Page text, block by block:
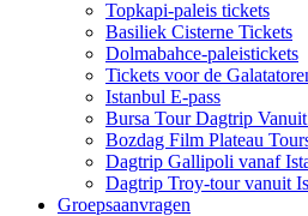
Topkapi-paleis tickets
Basiliek Cisterne Tickets
Dolmabahce-paleistickets
Tickets voor de
Istanbul E-pass
Bursa Tour Dagtrip
Bozdag Film Plateau
Dagtrip Gallipoli vanaf
Dagtrip Troy-tour vanuit
Groepsaanvragen